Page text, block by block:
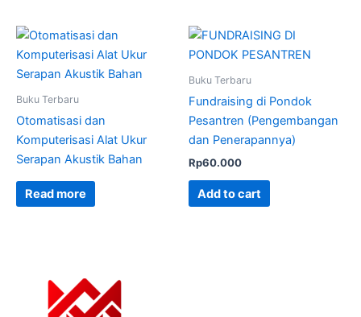
Buku Terbaru
Otomatisasi dan
Komputerisasi Alat Ukur
Serapan Akustik Bahan
Read more
Buku Terbaru
Fundraising di Pondok
Pesantren (Pengembangan
dan Penerapannya)
Rp60.000
Add to cart